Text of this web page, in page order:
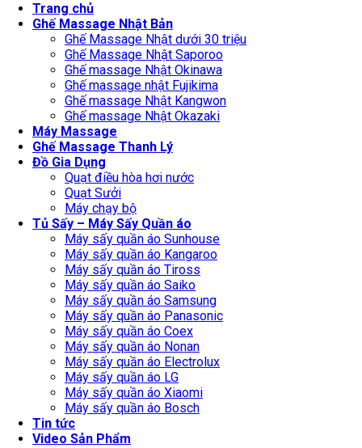
Trang chủ
Ghế Massage Nhật Bản
Ghế Massage Nhật dưới 30 triệu
Ghế Massage Nhật Saporoo
Ghế massage Nhật Okinawa
Ghế massage nhật Fujikima
Ghế massage Nhật Kangwon
Ghế massage Nhật Okazaki
Máy Massage
Ghế Massage Thanh Lý
Đồ Gia Dụng
Quạt điều hòa hơi nước
Quạt Sưởi
Máy chạy bộ
Tủ Sấy – Máy Sấy Quần áo
Máy sấy quần áo Sunhouse
Máy sấy quần áo Kangaroo
Máy sấy quần áo Tiross
Máy sấy quần áo Saiko
Máy sấy quần áo Samsung
Máy sấy quần áo Panasonic
Máy sấy quần áo Coex
Máy sấy quần áo Nonan
Máy sấy quần áo Electrolux
Máy sấy quần áo LG
Máy sấy quần áo Xiaomi
Máy sấy quần áo Bosch
Tin tức
Video Sản Phẩm